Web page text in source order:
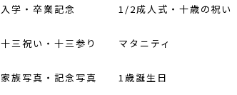
入学・卒業記念 1/2成人式・十歳の祝い
十三祝い・十三参り マタニティ
家族写真・記念写真 1歳誕生日